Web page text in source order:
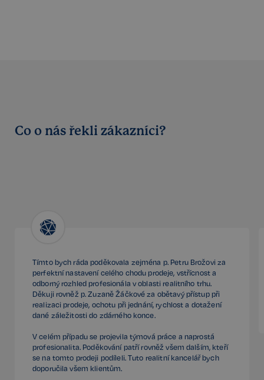
Co o nás řekli zákazníci?
Tímto bych ráda poděkovala zejména p. Petru Brožovi za
perfektní nastavení celého chodu prodeje, vstřícnost a
odborný rozhled profesionála v oblasti realitního trhu.
Děkuji rovněž p. Zuzaně Žáčkové za obětavý přístup při
realizaci prodeje, ochotu při jednání, rychlost a dotažení
dané záležitosti do zdárného konce.
V celém případu se projevila týmová práce a naprostá
profesionalita. Poděkování patří rovněž všem dalším, kteří
se na tomto prodeji podíleli. Tuto realitní kancelář bych
doporučila všem klientům.